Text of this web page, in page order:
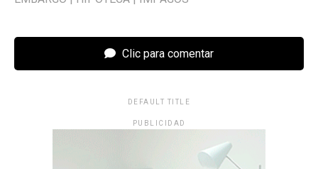
Clic para comentar
DEFAULT TITLE
PUBLICIDAD